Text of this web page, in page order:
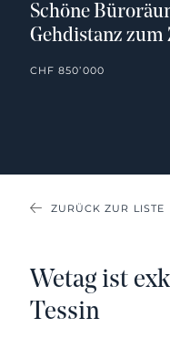
Schöne
Gehdistanz
CHF 850’000
ZURÜCK ZUR LISTE
Wetag ist
Tessin